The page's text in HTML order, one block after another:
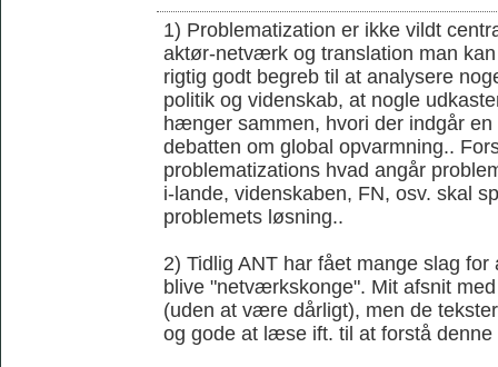
1) Problematization er ikke vildt
aktør-netværk og translation man
rigtig godt begreb til at analysere
politik og videnskab, at nogle
hænger sammen, hvori der indgår
debatten om global opvarmning..
problematizations hvad angår
i-lande, videnskaben, FN, osv. skal
problemets løsning..
2) Tidlig ANT har fået mange slag
blive "netværkskonge". Mit afsnit
(uden at være dårligt), men de
og gode at læse ift. til at forstå denne